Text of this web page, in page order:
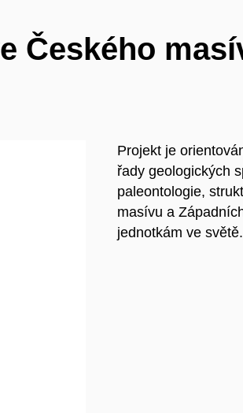
Českého
Projekt je
řady geologických
paleontologie,
masívu a
jednotkám ve světě.